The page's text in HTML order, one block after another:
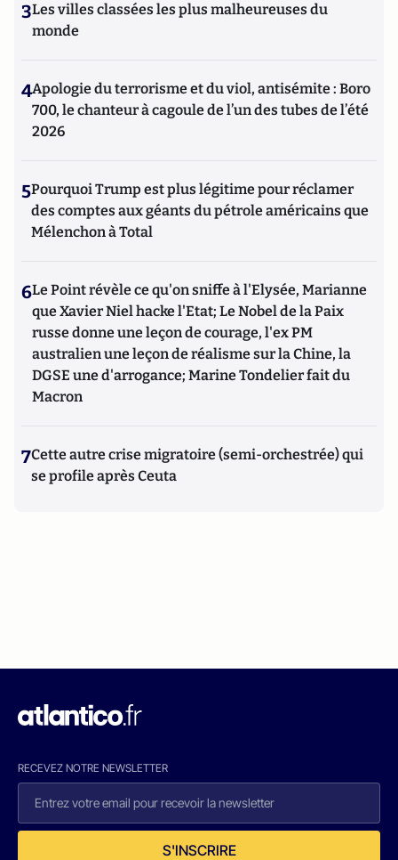
3Les villes classées les plus malheureuses du
monde
4Apologie du terrorisme et du viol, antisémite : Boro
700, le chanteur à cagoule de l’un des tubes de l’été
2026
5Pourquoi Trump est plus légitime pour réclamer
des comptes aux géants du pétrole américains que
Mélenchon à Total
6Le Point révèle ce qu'on sniffe à l'Elysée, Marianne
que Xavier Niel hacke l'Etat; Le Nobel de la Paix
russe donne une leçon de courage, l'ex PM
australien une leçon de réalisme sur la Chine, la
DGSE une d'arrogance; Marine Tondelier fait du
Macron
7Cette autre crise migratoire (semi-orchestrée) qui
se profile après Ceuta
RECEVEZ NOTRE NEWSLETTER
S'INSCRIRE